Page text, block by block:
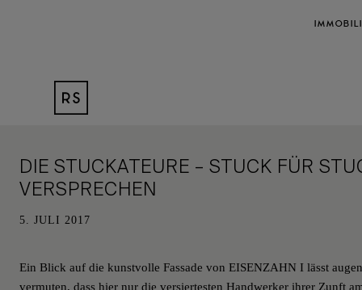
DIE STUCKATEURE – STUCK FÜR
VERSPRECHEN
5. JULI 2017
Ein Blick auf die kunstvolle Fassade von EISENZAHN I lässt
vermuten, dass hier nur die versiertesten Handwerker ihrer Zunft